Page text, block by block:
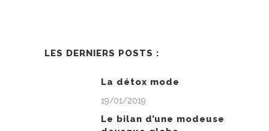
LES DERNIERS POSTS :
La détox mode
19/01/2019
Le bilan d’une modeuse